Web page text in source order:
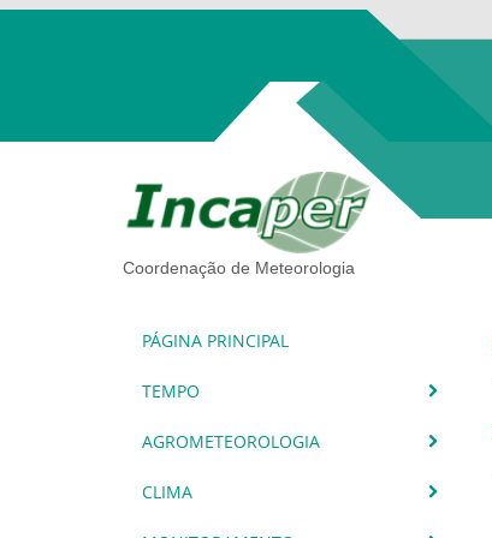
Coordenação de Meteorologia
PÁGINA PRINCIPAL
TEMPO
AGROMETEOROLOGIA
CLIMA